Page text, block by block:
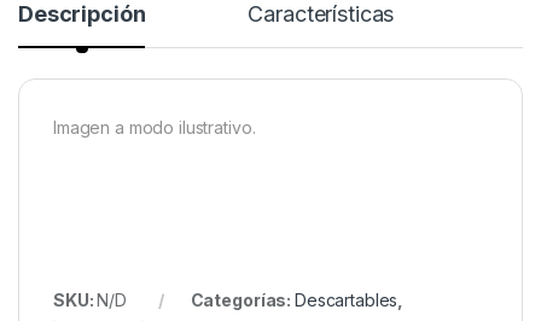
Descripción Características
Imagen a modo ilustrativo.
SKU: N/D Categorías: Descartables,